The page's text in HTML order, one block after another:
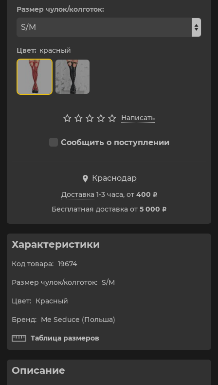
Размер чулок/колготок:
Цвет: красный
Написать
Сообщить о поступлении
Краснодар
Доставка 1-3 часа, от 400 p
Бесплатная доставка от 5 000 p
Характеристики
Код товара: 19674
Размер чулок/колготок: S/M
Цвет: Красный
Бренд: Me Seduce (Польша)
Таблица размеров
Описание